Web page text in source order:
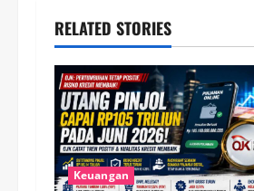
n
a
v
i
g
RELATED STORIES
Keuangan